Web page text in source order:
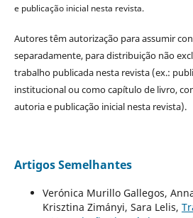
e publicação inicial nesta revista.
Autores têm autorização para assumir
separadamente, para distribuição não
trabalho publicada nesta revista (ex.:
institucional ou como capítulo de livro,
autoria e publicação inicial nesta revista).
Artigos Semelhantes
Verónica Murillo Gallegos,
Krisztina Zimányi, Sara Lelis,